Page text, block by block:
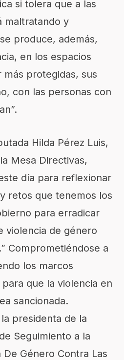
si tolera que a las
maltratando y
produce, además,
en los espacios
protegidas, sus
con las personas con
Hilda Pérez Luis,
Mesa Directivas,
día para reflexionar
retos que tenemos los
para erradicar
violencia de género
Comprometiéndose a
los marcos
que la violencia en
sancionada.
presidenta de la
Seguimiento a la
Género Contra Las